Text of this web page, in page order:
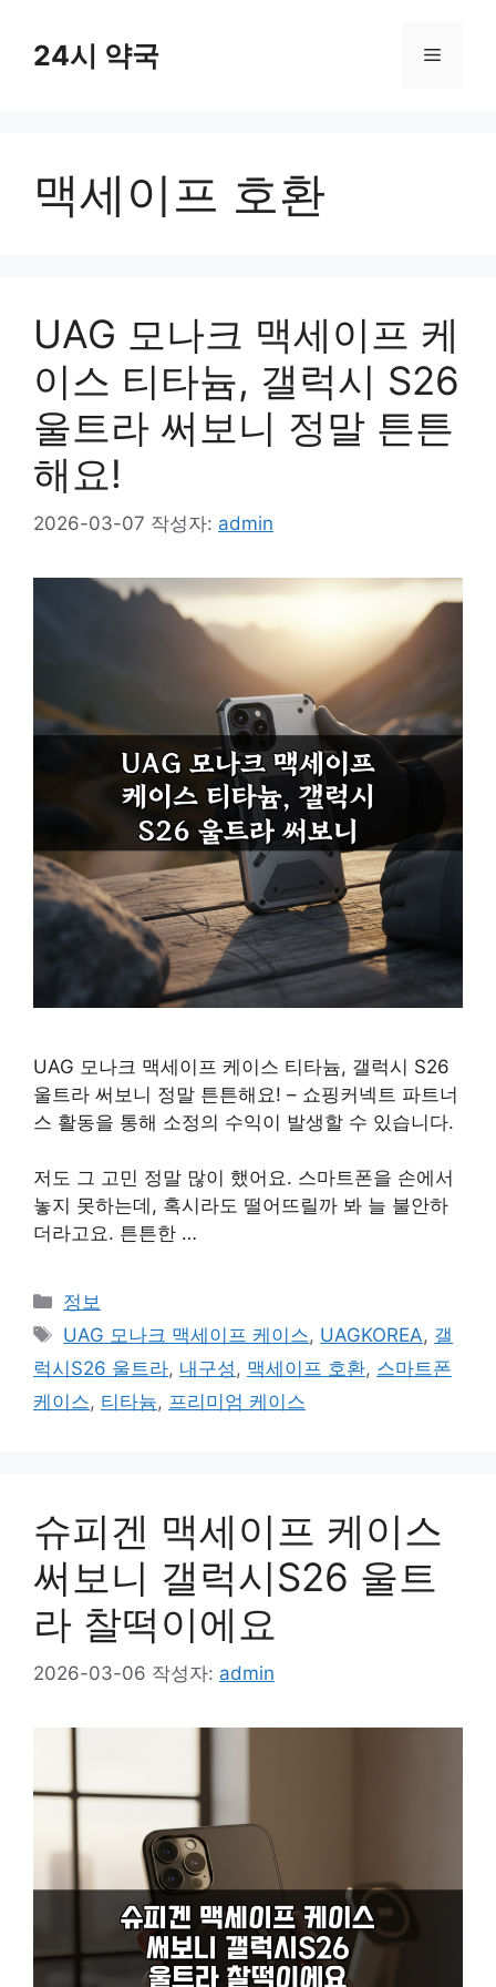
24시 약국 메
맥세이프 호환
UAG 모나크 맥세이프 케
이스 티타늄, 갤럭시 S26
울트라 써보니 정말 튼튼
해요!
2026-03-07 작성자: admin
UAG 모나크 맥세이프 케이스 티타늄, 갤럭시 S26
울트라 써보니 정말 튼튼해요! – 쇼핑커넥트 파트너
스 활동을 통해 소정의 수익이 발생할 수 있습니다.
저도 그 고민 정말 많이 했어요. 스마트폰을 손에서
놓지 못하는데, 혹시라도 떨어뜨릴까 봐 늘 불안하
더라고요. 튼튼한 …
카
테
리
정보
태
그
UAG 모나크 맥세이프 케이스, UAGKOREA, 갤
럭시S26 울트라, 내구성, 맥세이프 호환, 스마트폰
케이스, 티타늄, 프리미엄 케이스
슈피겐 맥세이프 케이스
써보니 갤럭시S26 울트
라 찰떡이에요
2026-03-06 작성자: admin